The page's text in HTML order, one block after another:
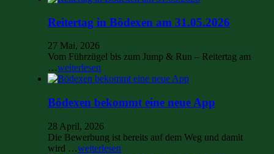
Reitertag in Bödexen am 31.05.2026
27 Mai, 2026
Vom Führzügel bis zum Jump & Run – Reitertag am
…weiterlesen
Bödexen bekommt eine neue App
28 April, 2026
Die Bewerbung ist bereits auf dem Weg und damit
wird …weiterlesen